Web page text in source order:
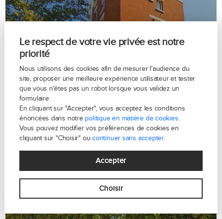
Le respect de votre vie privée est notre
priorité
Nous utilisons des cookies afin de mesurer l'audience du
site, proposer une meilleure expérience utilisateur et tester
que vous n'êtes pas un robot lorsque vous validez un
formulaire.
En cliquant sur "Accepter", vous acceptez les conditions
énoncées dans notre politique en matière de cookies.
Vous pouvez modifier vos préférences de cookies en
cliquant sur "Choisir" oucontinuer sans accepter.
Accepter
Choisir
Avenue Dode de la Brunerie - Paris
16